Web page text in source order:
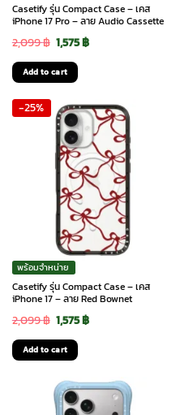
Casetify รุ่น Compact Case – เคส
iPhone 17 Pro – ลาย Audio Cassette
2,099฿ Original
price
was:
2,099 ฿.
1,575฿Current
1,575 ฿.
Add to cart
-25%
พร้อมจำหน่าย
Casetify รุ่น Compact Case – เคส
iPhone 17 – ลาย Red Bownet
2,099฿ Original
price
was:
2,099 ฿.
1,575฿Current
1,575 ฿.
Add to cart